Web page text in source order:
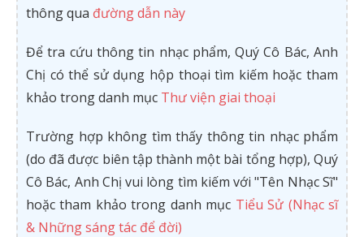
thông qua đường dẫn này
Để tra cứu thông tin nhạc phẩm, Quý Cô Bác, Anh
Chị có thể sử dụng hộp thoại tìm kiếm hoặc tham
khảo trong danh mục Thư viện giai thoại
Trường hợp không tìm thấy thông tin nhạc phẩm
(do đã được biên tập thành một bài tổng hợp), Quý
Cô Bác, Anh Chị vui lòng tìm kiếm với "Tên Nhạc Sĩ"
hoặc tham khảo trong danh mục Tiểu Sử (Nhạc sĩ
& Những sáng tác để đời)